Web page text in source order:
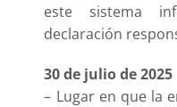
este sistema
declaración
30 de julio de 2025
– Lugar en que la